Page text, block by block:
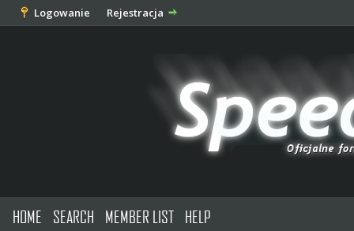
Logowanie Rejestracja
HOME SEARCH MEMBER LIST HELP